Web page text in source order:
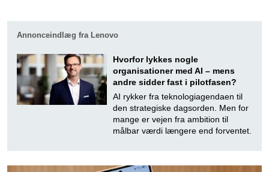
Annonceindlæg fra Lenovo
Hvorfor lykkes nogle
organisationer med AI – mens
andre sidder fast i pilotfasen?
AI rykker fra teknologiagendaen til
den strategiske dagsorden. Men for
mange er vejen fra ambition til
målbar værdi længere end forventet.